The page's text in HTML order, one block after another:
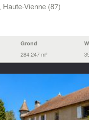
Haute-Vienne (87)
Grond
284.247 m²